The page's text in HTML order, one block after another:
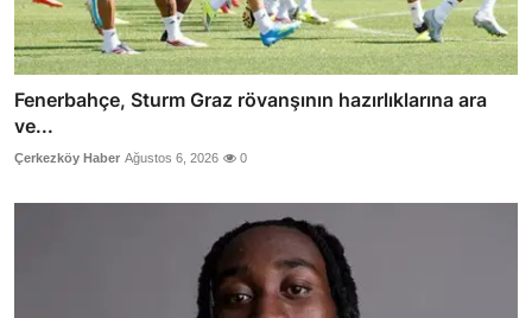
Fenerbahçe, Sturm Graz rövanşının hazırlıklarına ara
ve...
Çerkezköy Haber Ağustos 6, 2026 0